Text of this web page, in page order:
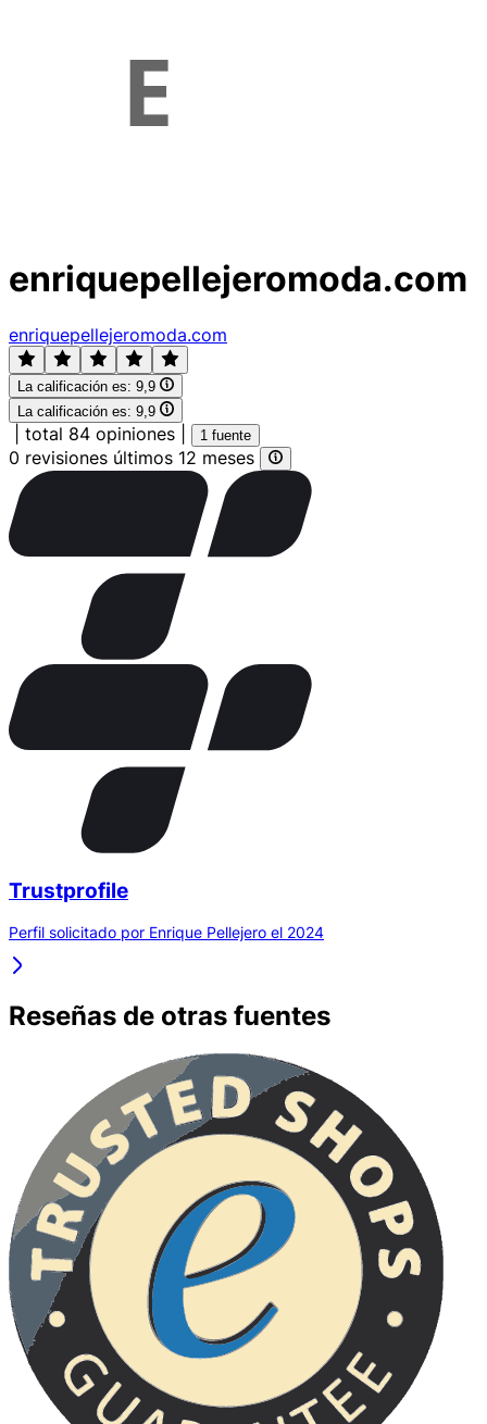
enriquepellejeromoda.com
enriquepellejeromoda.com
La calificación es: 9,9
La calificación es: 9,9
total 84 opiniones 1 fuente
0 revisiones últimos 12 meses
Trustprofile
Perfil solicitado por Enrique Pellejero el 2024
Reseñas de otras fuentes